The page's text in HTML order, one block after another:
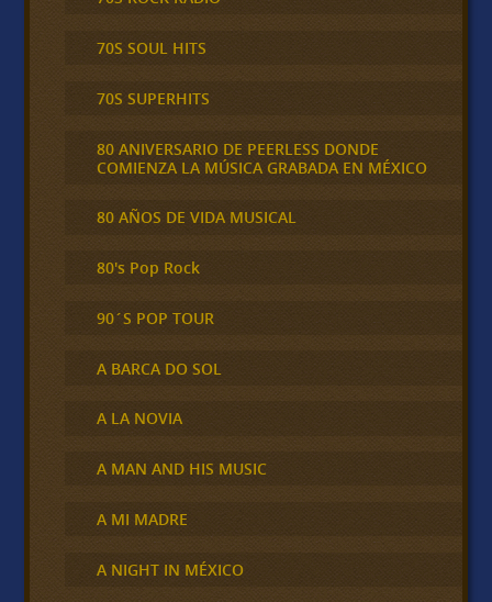
70S SOUL HITS
70S SUPERHITS
80 ANIVERSARIO DE PEERLESS DONDE
COMIENZA LA MÚSICA GRABADA EN MÉXICO
80 AÑOS DE VIDA MUSICAL
80's Pop Rock
90´S POP TOUR
A BARCA DO SOL
A LA NOVIA
A MAN AND HIS MUSIC
A MI MADRE
A NIGHT IN MÉXICO